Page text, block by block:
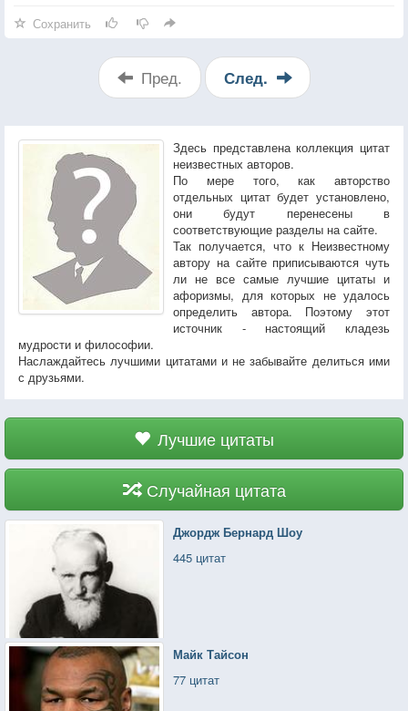
Сохранить
Пред. След.
Здесь представлена коллекция цитат
неизвестных авторов.
По мере того, как авторство
отдельных цитат будет установлено,
они будут перенесены в
соответствующие разделы на сайте.
Так получается, что к Неизвестному
автору на сайте приписываются чуть
ли не все самые лучшие цитаты и
афоризмы, для которых не удалось
определить автора. Поэтому этот
источник - настоящий кладезь
мудрости и философии.
Наслаждайтесь лучшими цитатами и не забывайте делиться ими
с друзьями.
Лучшие цитаты
Случайная цитата
Джордж Бернард Шоу
445 цитат
Майк Тайсон
77 цитат